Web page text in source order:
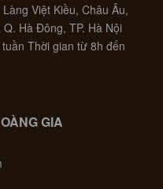
Việt Kiều, Châu Âu,
Hà Đông, TP. Hà Nội
Thời gian từ 8h đến
GIA